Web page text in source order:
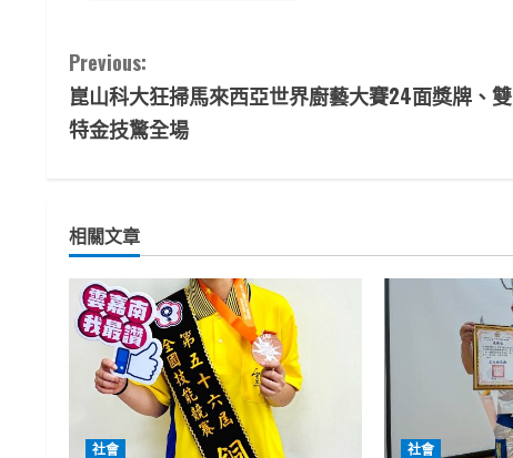
C
o
i
n
u
R
Previous:
崑山科大狂掃馬來西亞世界廚藝大賽24面獎牌、雙
特金技驚全場
相關文章
社會 社會